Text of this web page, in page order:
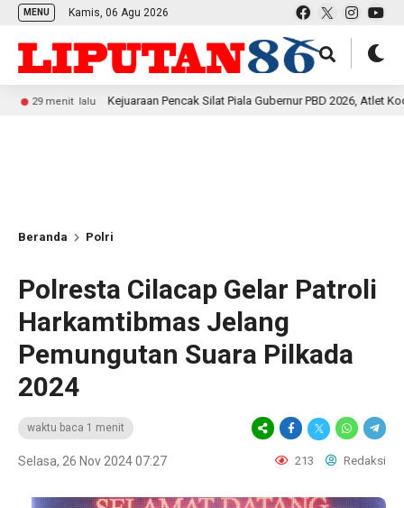
MENU Kamis, 06 Agu 2026
lalu Kejuaraan Pencak Silat Piala Gubernur PBD 2026, Atlet Kodam XVIII
Beranda Polri
Polresta Cilacap Gelar Patroli
Harkamtibmas Jelang
Pemungutan Suara Pilkada
2024
waktu baca 1 menit
Selasa, 26 Nov 2024 07:27 213 Redaksi